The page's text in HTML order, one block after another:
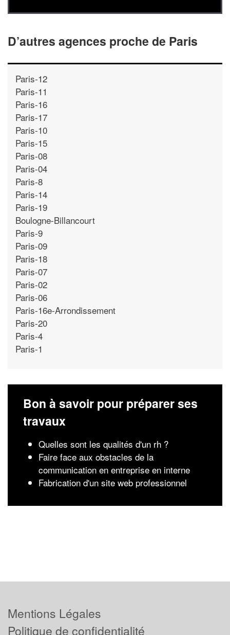
D’autres agences proche de Paris
Paris-12
Paris-11
Paris-16
Paris-17
Paris-10
Paris-15
Paris-08
Paris-04
Paris-8
Paris-14
Paris-19
Boulogne-Billancourt
Paris-9
Paris-09
Paris-18
Paris-07
Paris-02
Paris-06
Paris-16e-Arrondissement
Paris-20
Paris-4
Paris-1
Bon à savoir pour préparer ses
travaux
Quelles sont les qualités d'un rh ?
Faire face aux obstacles de la
communication en entreprise en interne
Fabrication d'un site web professionnel
Mentions Légales
Politique de confidentialité